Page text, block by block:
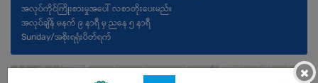
အလုပ်ကိုင်ကြိုးစားမှုအပေါ် လစာတိုးပေးမည်။
အလုပ်ချိန် မနက် ၉ နာရီ မှ ညနေ ၅ နာရီ
Sunday/အစိုးရရုံးပိတ်ရက်
×